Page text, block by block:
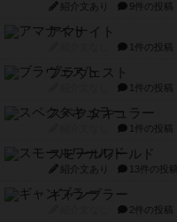
紹介文あり 9件の投稿
アマナイト
1件の投稿
ブラヴェスト
1件の投稿
スペクタキュラー
1件の投稿
スモールワールド
紹介文あり 13件の投稿
ギャンブラー
2件の投稿